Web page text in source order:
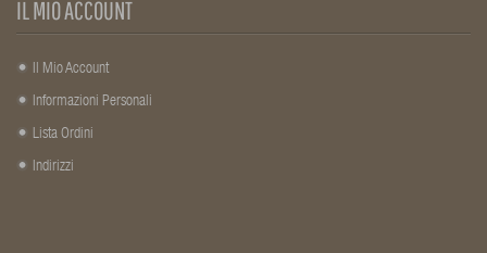
IL MIO ACCOUNT
Il Mio Account
Informazioni Personali
Lista Ordini
Indirizzi